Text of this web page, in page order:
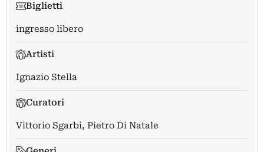
Biglietti
ingresso libero
Artisti
Ignazio Stella
Curatori
Vittorio Sgarbi, Pietro Di Natale